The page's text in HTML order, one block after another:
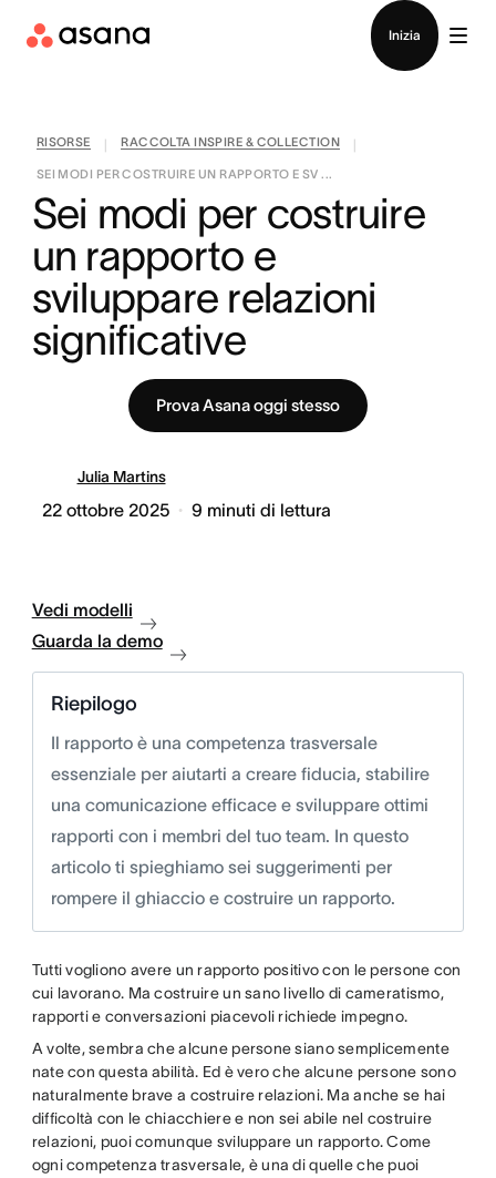
Inizia
RISORSE RACCOLTA INSPIRE & COLLECTION
SEI MODI PER COSTRUIRE UN RAPPORTO E SV ...
Sei modi per costruire
un rapporto e
sviluppare relazioni
significative
Prova Asana oggi stesso
Julia Martins
22 ottobre 2025 9 minuti di lettura
Vedi modelli
Guarda la demo
Riepilogo
Il rapporto è una competenza trasversale
essenziale per aiutarti a creare fiducia, stabilire
una comunicazione efficace e sviluppare ottimi
rapporti con i membri del tuo team. In questo
articolo ti spieghiamo sei suggerimenti per
rompere il ghiaccio e costruire un rapporto.
Tutti vogliono avere un rapporto positivo con le persone con
cui lavorano. Ma costruire un sano livello di cameratismo,
rapporti e conversazioni piacevoli richiede impegno.
A volte, sembra che alcune persone siano semplicemente
nate con questa abilità. Ed è vero che alcune persone sono
naturalmente brave a costruire relazioni. Ma anche se hai
difficoltà con le chiacchiere e non sei abile nel costruire
relazioni, puoi comunque sviluppare un rapporto. Come
ogni competenza trasversale, è una di quelle che puoi